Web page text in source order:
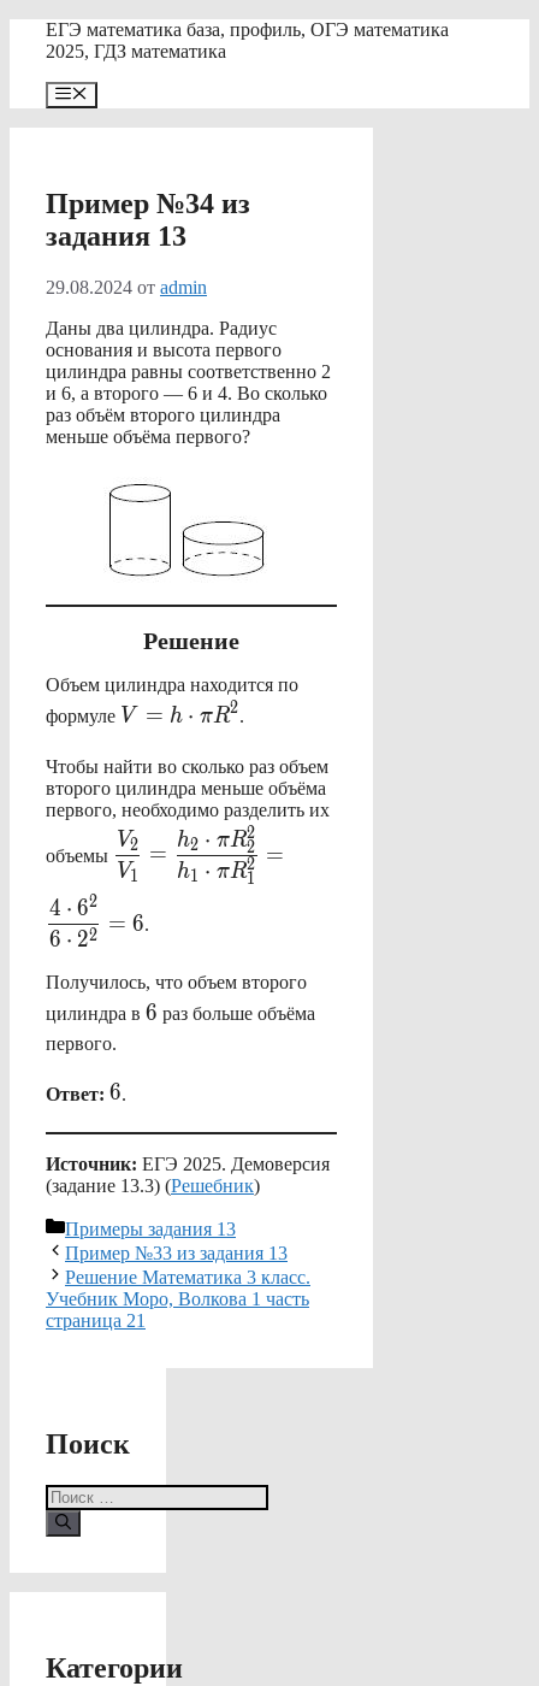
Перейти
ЕГЭ математика база, профиль, ОГЭ математика
2025, ГДЗ математика
Меню
Пример №34 из
задания 13
29.08.2024 от admin
Даны два цилиндра. Радиус
основания и высота первого
цилиндра равны соответственно 2
и 6, а второго — 6 и 4. Во сколько
раз объём второго цилиндра
меньше объёма первого?
Решение
Объем цилиндра находится по
формуле \displaystyle
\pi R^2
V = h ⋅ πR2.
Чтобы найти во сколько раз объем
второго цилиндра меньше объёма
первого, необходимо разделить их
объемы
\displaystyle
\frac{V_2}
{V_1}=\frac{h_2\cdot
\pi R_2^2}{h_1\cdot
R_1^2}=\frac{4\cdot
6^2}{6\cdot 2^2}=6
V1
V2 =
h1 ⋅ πR1
2
h2 ⋅ πR2
2
=
6 ⋅ 22
4 ⋅ 62
= 6.
Получилось, что объем второго
цилиндра в 6
6 раз больше объёма
первого.
Ответ: 6
6.
Источник: ЕГЭ 2025. Демоверсия
(задание 13.3) (Решебник)
Рубрики
Примеры задания 13
Пример №33 из задания 13
Решение Математика 3 класс.
Учебник Моро, Волкова 1 часть
страница 21
Поиск
Поиск:
Категории